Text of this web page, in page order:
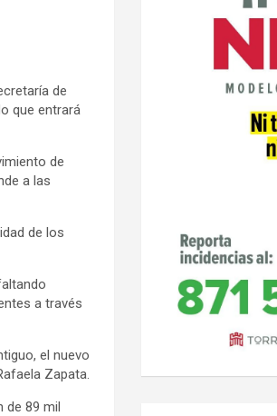
de
que entrará
de
a las
de los
a través
el nuevo
Zapata.
de 89 mil